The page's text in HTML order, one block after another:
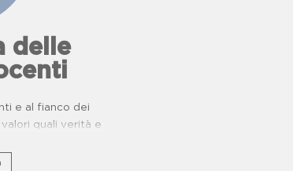
delle
e al fianco dei
quali verità e